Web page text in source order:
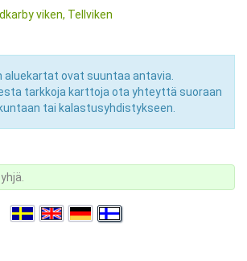
viken, Tellviken
aluekartat ovat suuntaa antavia.
tarkkoja karttoja ota yhteyttä suoraan
tai kalastusyhdistykseen.